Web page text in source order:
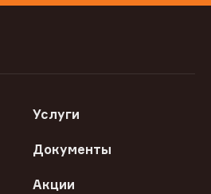
Услуги
Документы
Акции